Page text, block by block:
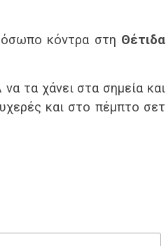
κόντρα στη Θέτιδα
τα χάνει στα σημεία και
και στο πέμπτο σετ